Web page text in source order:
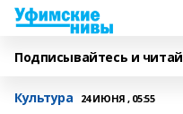
Подписывайтесь и
Культура 24 ИЮНЯ , 05:55